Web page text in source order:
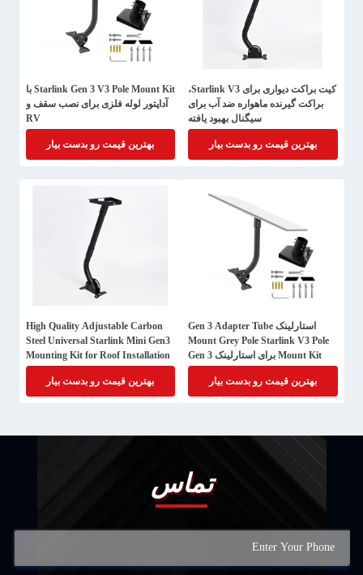
کیت براکت دیواری برای Starlink V3،
براکت گیرنده ماهواره ضد آب برای
سیگنال بهبود یافته
بهترین قیمت رو بدست بیار
Starlink Gen 3 V3 Pole Mount Kit با
آداپتور لوله فلزی برای نصب سقف و
RV
بهترین قیمت رو بدست بیار
استارلینک Gen 3 Adapter Tube
Mount Grey Pole Starlink V3 Pole
Mount Kit برای استارلینک Gen 3
بهترین قیمت رو بدست بیار
High Quality Adjustable Carbon
Steel Universal Starlink Mini Gen3
Mounting Kit for Roof Installation
بهترین قیمت رو بدست بیار
تماس